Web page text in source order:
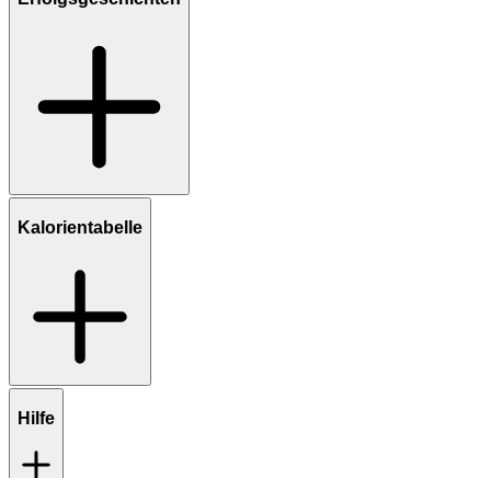
Kalorientabelle
Hilfe